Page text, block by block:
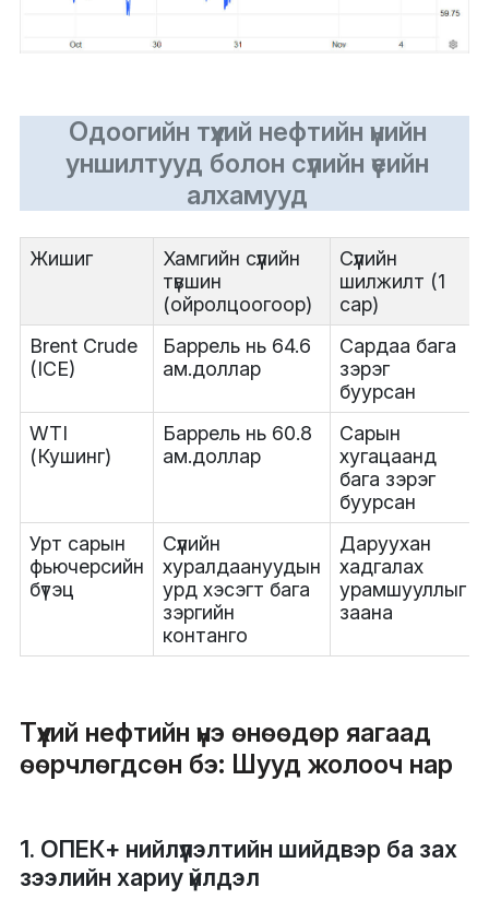
Одоогийн түүхий нефтийн үнийн
уншилтууд болон сүүлийн үеийн
алхамууд
Жишиг
Хамгийн сүүлийн
түвшин
(ойролцоогоор)
Сүүлийн
шилжилт (1
сар)
Brent Crude
(ICE)
Баррель нь 64.6
ам.доллар
Сардаа бага
зэрэг
буурсан
WTI
(Кушинг)
Баррель нь 60.8
ам.доллар
Сарын
хугацаанд
бага зэрэг
буурсан
Урт сарын
фьючерсийн
бүтэц
Сүүлийн
хуралдаануудын
урд хэсэгт бага
зэргийн
контанго
Даруухан
хадгалах
урамшууллыг
заана
Түүхий нефтийн үнэ өнөөдөр яагаад
өөрчлөгдсөн бэ: Шууд жолооч нар
1. ОПЕК+ нийлүүлэлтийн шийдвэр ба зах
зээлийн хариу үйлдэл